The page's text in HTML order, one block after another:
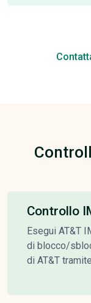
Controllo
Esegui AT&T
di blocco/
di AT&T